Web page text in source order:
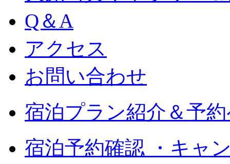
Q＆A
アクセス
お問い合わせ
宿泊プラン紹介＆予
宿泊予約確認 ・キャ